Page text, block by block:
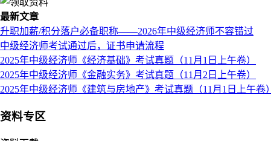
最新文章
升职加薪/积分落户必备职称——2026年中级经济师不容错过
中级经济师考试通过后，证书申请流程
2025年中级经济师《经济基础》考试真题（11月1日上午卷）
2025年中级经济师《金融实务》考试真题（11月2日上午卷）
2025年中级经济师《建筑与房地产》考试真题（11月1日上午卷）
资料专区